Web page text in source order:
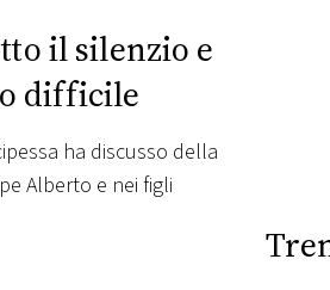
il silenzio e
difficile
ha discusso della
Alberto e nei figli